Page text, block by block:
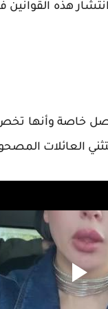
هذه القوانين
خاصة وأنها
العائلات